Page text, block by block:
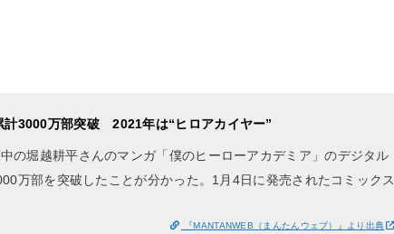
計3000万部突破 2021年は“ヒロアカイヤー”
の堀越耕平さんのマンガ「僕のヒーローアカデミア」のデジタル
万部を突破したことが分かった。1月4日に発売されたコミックス
『MANTANWEB（まんたんウェブ）』より出典